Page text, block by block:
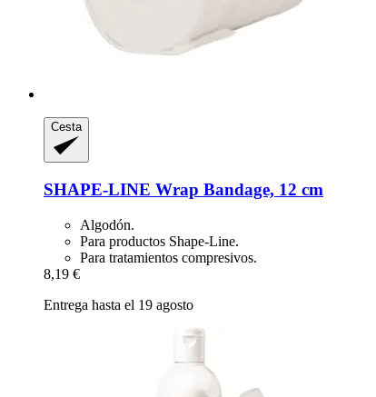
Cesta
SHAPE-LINE Wrap Bandage, 12 cm
Algodón.
Para productos Shape-Line.
Para tratamientos compresivos.
8,19 €
Entrega hasta el 19 agosto